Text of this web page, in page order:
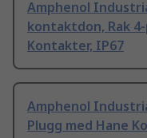
Amphenol
kontaktdon, Rak
Kontakter, IP67
Amphenol
Plugg med Hane